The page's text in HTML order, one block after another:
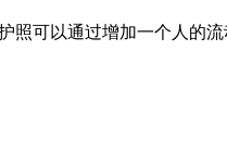
照可以通过增加一个人的